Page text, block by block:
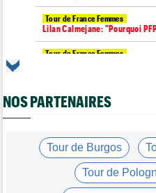
Tour de France Femmes
Lilan Calmejane: "Pourquoi
Tour de France Femmes
Niedermaier : "J’ai dit à Kasia
Tour de France Femmes
Lorena Wiebes : "Je dois
NOS PARTENAIRES
Tour de Burgos
Tour de